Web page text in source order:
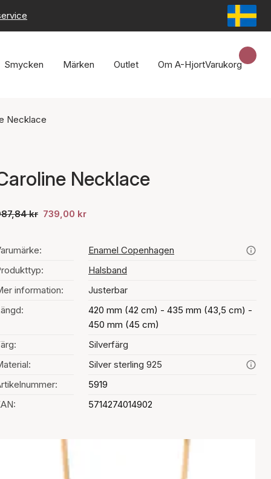
Smycken Märken Outlet Om A-HjortVarukorg
Necklace
Necklace
kr 739,00 kr
Enamel Copenhagen
Halsband
information:
Justerbar
420 mm (42 cm) - 435 mm (43,5 cm) -
450 mm (45 cm)
Silverfärg
Silver sterling 925
5919
5714274014902